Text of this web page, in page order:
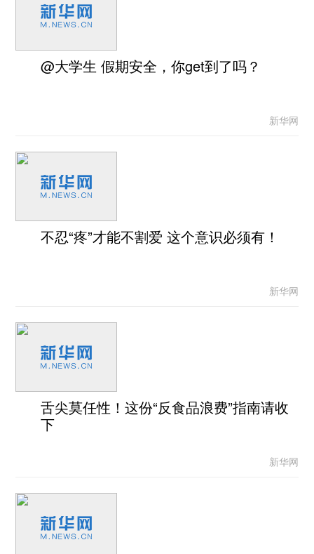
@大学生 假期安全，你get到了吗？
新华网
不忍“疼”才能不割爱 这个意识必须有！
新华网
舌尖莫任性！这份“反食品浪费”指南请收
下
新华网